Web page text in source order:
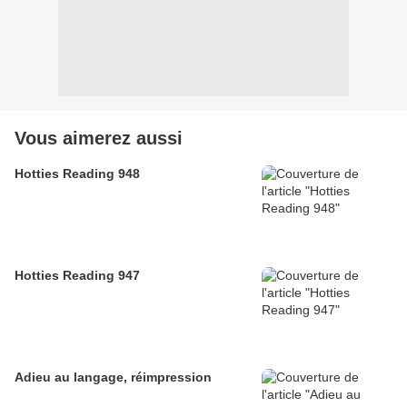
Vous aimerez aussi
Hotties Reading 948
Hotties Reading 947
Adieu au langage, réimpression